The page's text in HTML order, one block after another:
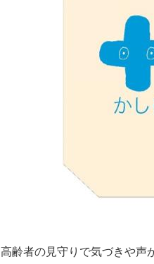
高齢者の見守りで気づきや声